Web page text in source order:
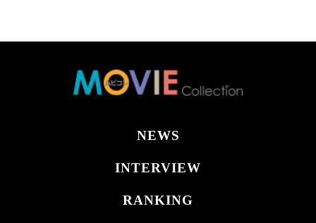
NEWS
INTERVIEW
RANKING